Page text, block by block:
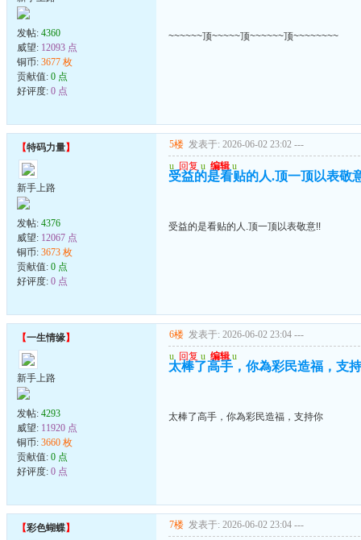
发帖: 4360
威望: 12093 点
铜币: 3677 枚
贡献值: 0 点
好评度: 0 点
~~~~~~顶~~~~~顶~~~~~~顶~~~~~~~~
【特码力量】
新手上路
发帖: 4376
威望: 12067 点
铜币: 3673 枚
贡献值: 0 点
好评度: 0 点
5楼 发表于: 2026-06-02 23:02 ---
u 回复 u 编辑 u
受益的是看贴的人.顶一顶以表敬
受益的是看贴的人.顶一顶以表敬意!!
【一生情缘】
新手上路
发帖: 4293
威望: 11920 点
铜币: 3660 枚
贡献值: 0 点
好评度: 0 点
6楼 发表于: 2026-06-02 23:04 ---
u 回复 u 编辑 u
太棒了高手，你為彩民造福，支
太棒了高手，你為彩民造福，支持你
【彩色蝴蝶】 7楼 发表于: 2026-06-02 23:04 ---